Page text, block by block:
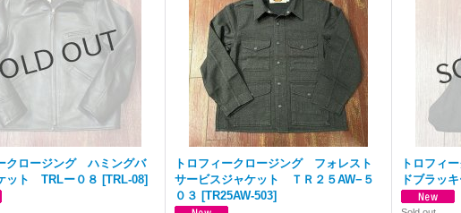
クロージング ハミングバ
ット TRLー０８ [TRL-08]
トロフィークロージング フォレスト
サービスジャケット ＴＲ２５AW−５
０３ [TR25AW-503]
トロフィ
ドブラッ